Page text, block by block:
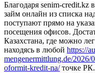
Благодаря senim-credit.kz
займ онлайн из списка
поступают прямо на
посещения офисов.
Казахстана, где можно
находясь в любой https://
mengenermittlung.de/
oformit-kredit-na/точке РК.